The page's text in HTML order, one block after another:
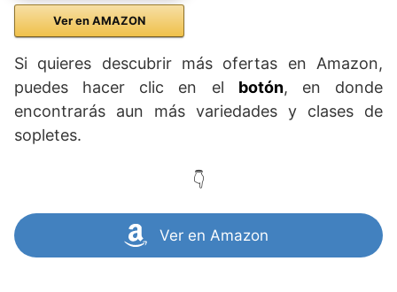
Ver en AMAZON
Si quieres descubrir más ofertas en Amazon,
puedes hacer clic en el botón, en donde
encontrarás aun más variedades y clases de
sopletes.
👇
Ver en Amazon